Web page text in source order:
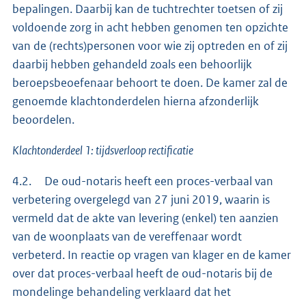
bepalingen. Daarbij kan de tuchtrechter toetsen of zij
voldoende zorg in acht hebben genomen ten opzichte
van de (rechts)personen voor wie zij optreden en of zij
daarbij hebben gehandeld zoals een behoorlijk
beroepsbeoefenaar behoort te doen. De kamer zal de
genoemde klachtonderdelen hierna afzonderlijk
beoordelen.
Klachtonderdeel 1: tijdsverloop rectificatie
4.2. De oud-notaris heeft een proces-verbaal van
verbetering overgelegd van 27 juni 2019, waarin is
vermeld dat de akte van levering (enkel) ten aanzien
van de woonplaats van de vereffenaar wordt
verbeterd. In reactie op vragen van klager en de kamer
over dat proces-verbaal heeft de oud-notaris bij de
mondelinge behandeling verklaard dat het